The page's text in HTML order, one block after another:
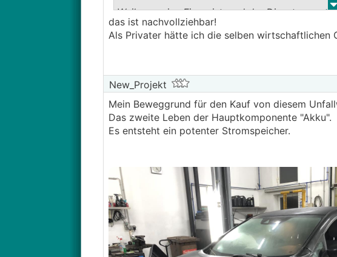
.
Weil man eine Firma ist, und der Dienstwagen
als geldwerter Vorteil versteuert werden muß,
das ist nachvollziehbar!
Als Privater hätte ich die selben
New_Projekt
Mein Beweggrund für den Kauf von diesem
Das zweite Leben der Hauptkomponente "Akku".
Es entsteht ein potenter Stromspeicher.